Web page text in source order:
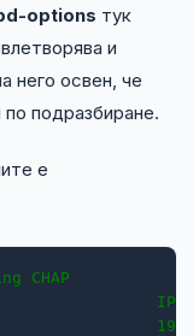
options тук
и
него освен, че
подразбиране.
е
CHAP
IP